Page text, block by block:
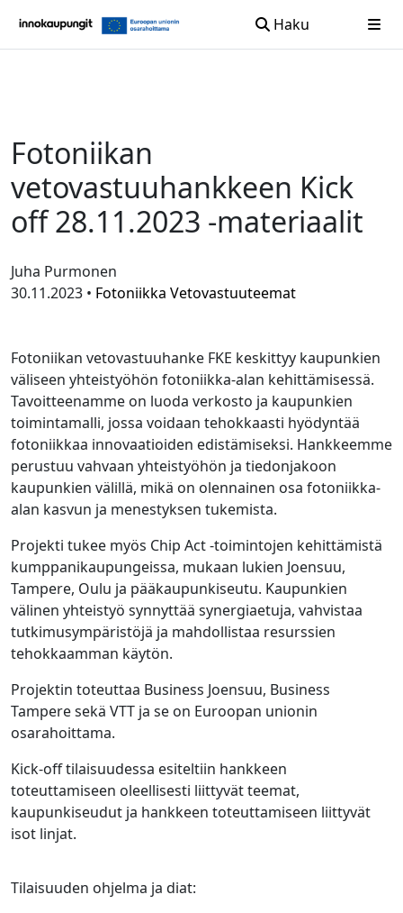
Haku
Fotoniikan
vetovastuuhankkeen Kick
off 28.11.2023 -materiaalit
Juha Purmonen
30.11.2023 • Fotoniikka Vetovastuuteemat
Fotoniikan vetovastuuhanke FKE keskittyy kaupunkien
väliseen yhteistyöhön fotoniikka-alan kehittämisessä.
Tavoitteenamme on luoda verkosto ja kaupunkien
toimintamalli, jossa voidaan tehokkaasti hyödyntää
fotoniikkaa innovaatioiden edistämiseksi. Hankkeemme
perustuu vahvaan yhteistyöhön ja tiedonjakoon
kaupunkien välillä, mikä on olennainen osa fotoniikka-
alan kasvun ja menestyksen tukemista.
Projekti tukee myös Chip Act -toimintojen kehittämistä
kumppanikaupungeissa, mukaan lukien Joensuu,
Tampere, Oulu ja pääkaupunkiseutu. Kaupunkien
välinen yhteistyö synnyttää synergiaetuja, vahvistaa
tutkimusympäristöjä ja mahdollistaa resurssien
tehokkaamman käytön.
Projektin toteuttaa Business Joensuu, Business
Tampere sekä VTT ja se on Euroopan unionin
osarahoittama.
Kick-off tilaisuudessa esiteltiin hankkeen
toteuttamiseen oleellisesti liittyvät teemat,
kaupunkiseudut ja hankkeen toteuttamiseen liittyvät
isot linjat.
Tilaisuuden ohjelma ja diat: